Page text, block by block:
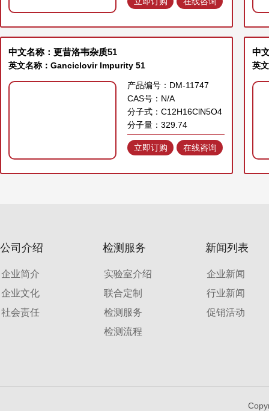
中文名称：更昔洛韦杂质51
英文名称：Ganciclovir Impurity 51
产品编号：DM-11747
CAS号：N/A
分子式：C12H16ClN5O4
分子量：329.74
立即订购 在线咨询
中
英
公司介绍
企业简介
企业文化
社会责任
检测服务
实验室介绍
联合定制
检测服务
检测流程
新闻列表
企业新闻
行业新闻
促销活动